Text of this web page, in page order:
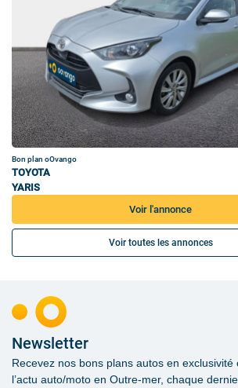
Bon plan oOvango
TOYOTA
YARIS
Voir l'annonce
Voir toutes les annonces
Newsletter
Recevez nos bons plans autos en exclusivité
l’actu auto/moto en Outre-mer, chaque